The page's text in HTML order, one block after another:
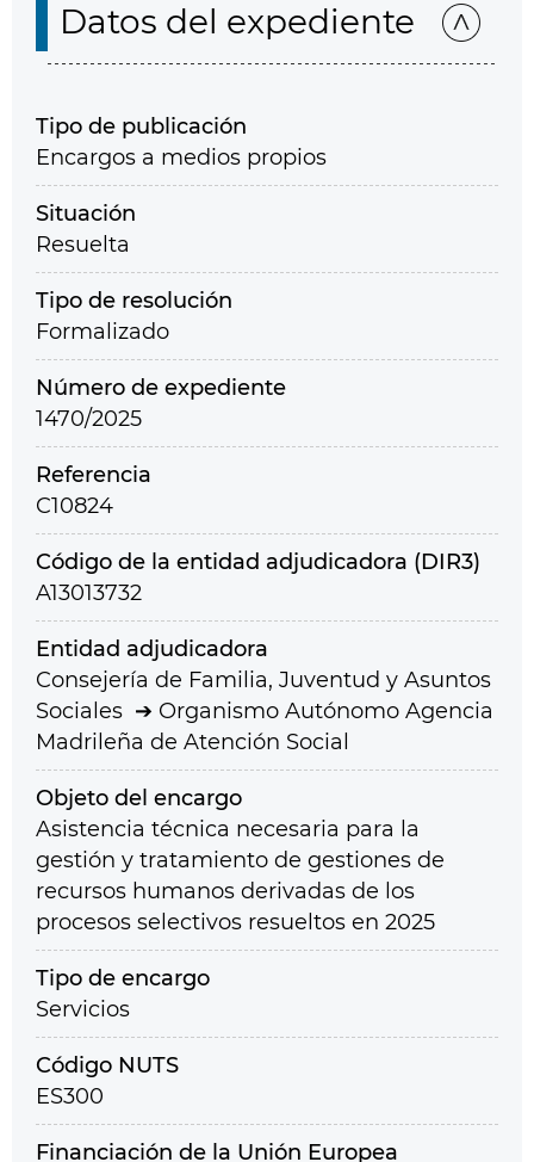
Datos del expediente
Tipo de publicación
Encargos a medios propios
Situación
Resuelta
Tipo de resolución
Formalizado
Número de expediente
1470/2025
Referencia
C10824
Código de la entidad adjudicadora (DIR3)
A13013732
Entidad adjudicadora
Consejería de Familia, Juventud y Asuntos
Sociales
Organismo Autónomo Agencia
Madrileña de Atención Social
Objeto del encargo
Asistencia técnica necesaria para la
gestión y tratamiento de gestiones de
recursos humanos derivadas de los
procesos selectivos resueltos en 2025
Tipo de encargo
Servicios
Código NUTS
ES300
Financiación de la Unión Europea